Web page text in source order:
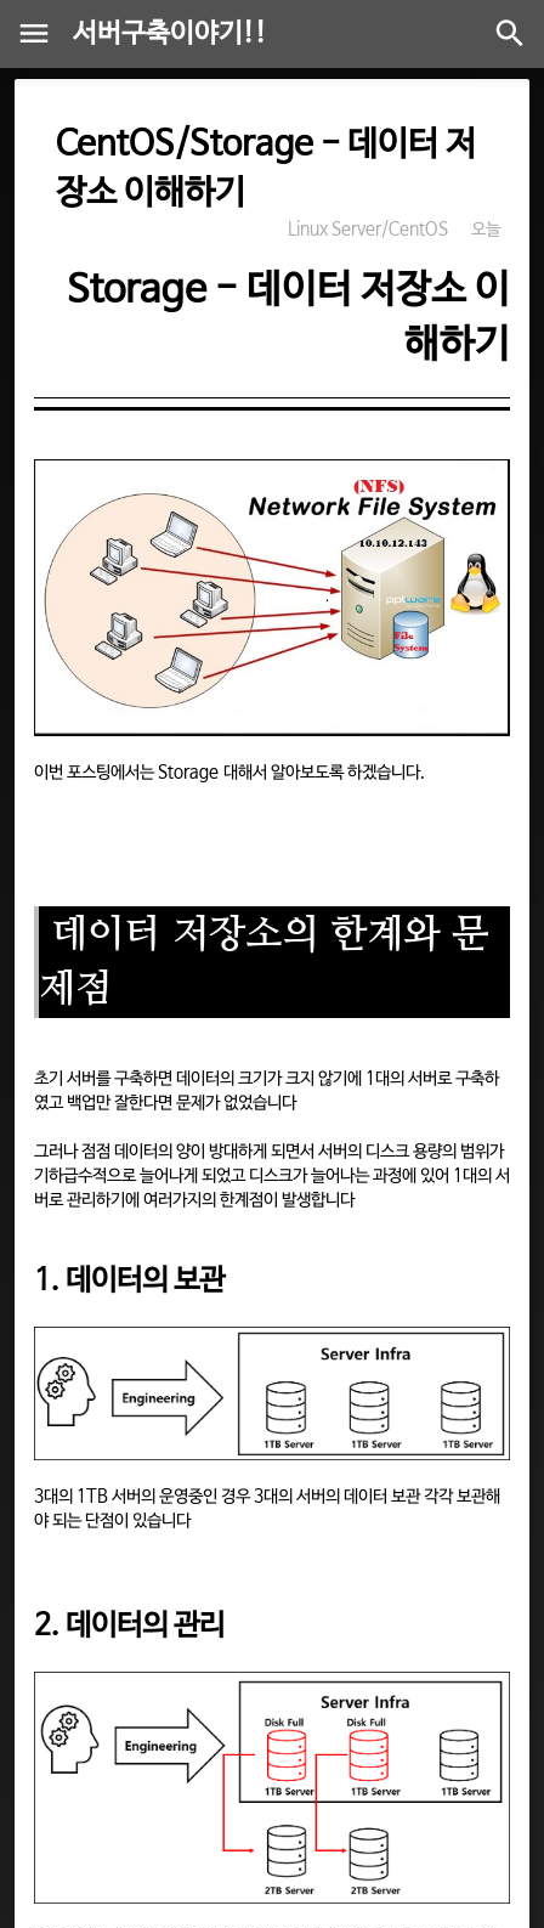
서버구축이야기!!
CentOS/Storage - 데이터 저
장소 이해하기
Linux Server/CentOS 오늘
Storage - 데이터 저장소 이
해하기
이번 포스팅에서는 Storage 대해서 알아보도록 하겠습니다.
데이터 저장소의 한계와 문
제점
초기 서버를 구축하면 데이터의 크기가 크지 않기에 1대의 서버로 구축하
였고 백업만 잘한다면 문제가 없었습니다
그러나 점점 데이터의 양이 방대하게 되면서 서버의 디스크 용량의 범위가
기하급수적으로 늘어나게 되었고 디스크가 늘어나는 과정에 있어 1대의 서
버로 관리하기에 여러가지의 한계점이 발생합니다
1. 데이터의 보관
3대의 1TB 서버의 운영중인 경우 3대의 서버의 데이터 보관 각각 보관해
야 되는 단점이 있습니다
2. 데이터의 관리